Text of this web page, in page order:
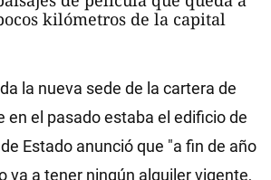
kilómetros de la capital
la nueva sede de la cartera de
en el pasado estaba el edificio de
Estado anunció que "a fin de año
va a tener ningún alquiler vigente,